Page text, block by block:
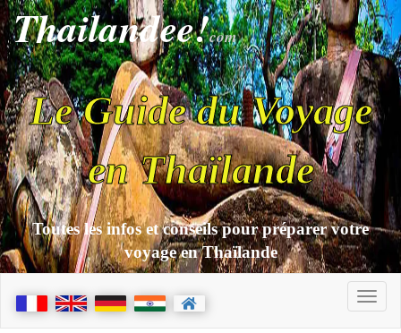
Thailandee!com
Le Guide du Voyage
en Thaïlande
Toutes les infos et conseils pour préparer votre
voyage en Thaïlande